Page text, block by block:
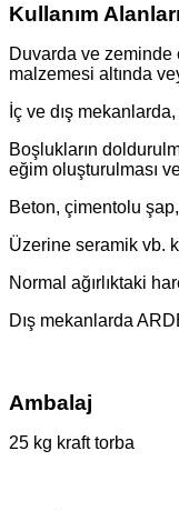
Kullanım Alanları
Duvarda ve zeminde
malzemesi altında
İç ve dış
Boşlukların
eğim oluşturulması
Beton, çimentolu
Üzerine seramik vb.
Normal ağırlıktaki
Dış mekanlarda
Ambalaj
25 kg kraft torba